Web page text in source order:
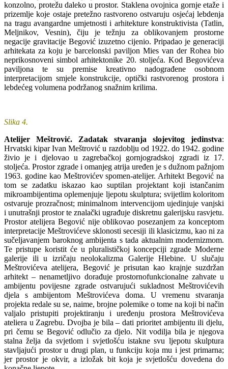
konzolno, protežu daleko u prostor. Staklena ovojnica gornje etaže i
prizemlje koje ostaje pretežno rastvoreno ostvaruju osjećaj lebdenja
na tragu avangardne umjetnosti i arhitekture konstruktivista (Tatlin,
Meljnikov, Vesnin), čiju je težnju za oblikovanjem prostorne
negacije gravitacije Begović izuzetno cijenio. Pripadao je generaciji
arhitekata za koju je barcelonski paviljon Mies van der Rohea bio
neprikosnoveni simbol arhitektonike 20. stoljeća. Kod Begovićeva
paviljona te su premise kreativno nadograđene osobnom
interpretacijom smjele konstrukcije, optički rastvorenog prostora i
lebdećeg volumena podržanog snažnim krilima.
Slika 4.
Atelijer Meštrović. Zadatak stvaranja slojevitog jedinstva:
Hrvatski kipar Ivan Meštrović u razdoblju od 1922. do 1942. godine
živio je i djelovao u zagrebačkoj gornjogradskoj zgradi iz 17.
stoljeća. Prostor zgrade i omanjeg atrija uređen je s dužnom pažnjom
1963. godine kao Meštrovićev spomen-atelijer. Arhitekt Begović na
tom se zadatku iskazao kao suptilan projektant koji istančanim
mikroambijentima oplemenjuje ljepotu skulptura; svijetlim koloritom
ostvaruje prozračnost; minimalnom intervencijom ujedinjuje vanjski
i unutrašnji prostor te znalački ugrađuje diskretnu galerijsku rasvjetu.
Prostor atelijera Begović nije oblikovao posezanjem za konceptom
interpretacije Meštrovićeve sklonosti secesiji ili klasicizmu, kao ni za
sučeljavanjem baroknog ambijenta s tada aktualnim modernizmom.
Te pristupe koristit će u pluralističkoj koncepciji zgrade Moderne
galerije ili u izričaju neolokalizma Galerije Hlebine. U slučaju
Meštrovićeva atelijera, Begović je prisutan kao krajnje suzdržan
arhitekt – nenametljivo dorađuje prostornofunkcionalne zahvate u
ambijentu povijesne zgrade ostvarujući sukladnost Meštrovićevih
djela s ambijentom Meštrovićeva doma. U vremenu stvaranja
projekta redale su se, naime, brojne polemike o tome na koji bi način
valjalo pristupiti projektiranju i uređenju prostora Meštrovićeva
ateliera u Zagrebu. Dvojba je bila – dati prioritet ambijentu ili djelu,
pri čemu se Begović odlučio za djelo. Nit vodilja bila je njegova
stalna želja da svjetlom i svjetlošću istakne svu ljepotu skulptura
stavljajući prostor u drugi plan, u funkciju koja mu i jest primarna;
jer prostor je okvir, a izložak bit koja je svjetlošću dovedena do